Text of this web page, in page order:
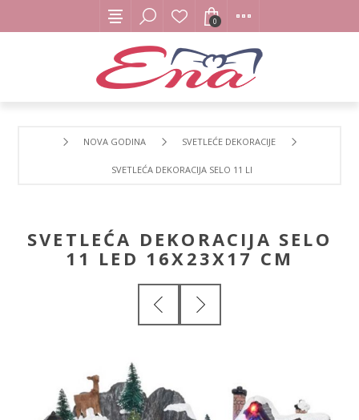
0
NOVA GODINA SVETLEĆE DEKORACIJE
SVETLEĆA DEKORACIJA SELO 11 LED 16X23X17 CM
SVETLEĆA DEKORACIJA SELO
11 LED 16X23X17 CM